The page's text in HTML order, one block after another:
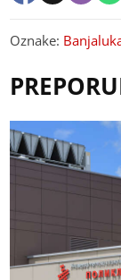
Oznake: